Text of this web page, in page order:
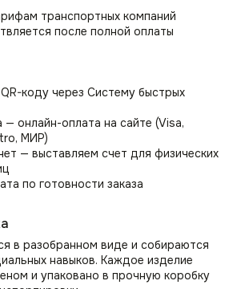
кухонные, обеденные, барные,
стулья для ресторана, для
стулья. Так же можно использовать
офисный, барный, косметический,
полубарный стул.
наш обеденный стул на кухню,
в зал, в прихожую, в коридор, в
или детскую комнату - он будет
который все преобразит.
для дома, квартиры, офиса,
так же в нашем магазине имеется
ножками и черными.
не гнутся не деформируются.
транспортных компаний
после полной оплаты
коду через Систему быстрых
— онлайн-оплата на сайте (Visa,
МИР)
— выставляем счет для физических
по готовности заказа
в разобранном виде и собираются
навыков. Каждое изделие
и упаковано в прочную коробку